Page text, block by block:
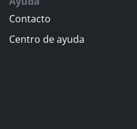
Contacto
Centro de ayuda